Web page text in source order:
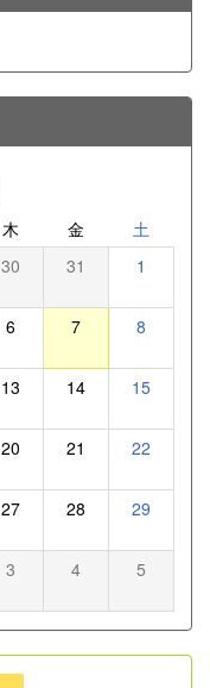
木 金 土
30 31 1
6 7 8
13 14 15
20 21 22
27 28 29
3 4 5